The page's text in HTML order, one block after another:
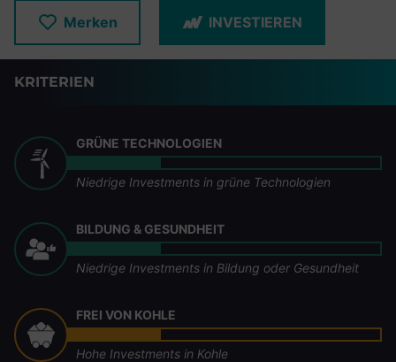
Merken INVESTIEREN
KRITERIEN
GRÜNE TECHNOLOGIEN
Niedrige Investments in grüne Technologien
BILDUNG & GESUNDHEIT
Niedrige Investments in Bildung oder Gesundheit
FREI VON KOHLE
Hohe Investments in Kohle